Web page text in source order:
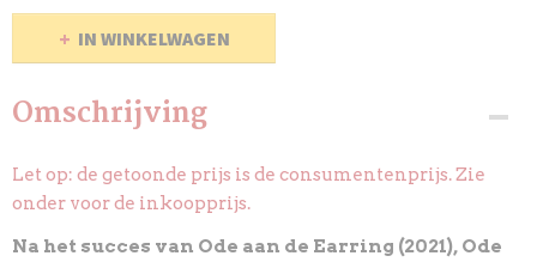
IN WINKELWAGEN
Omschrijving
Let op: de getoonde prijs is de consumentenprijs. Zie
onder voor de inkoopprijs.
Na het succes van Ode aan de Earring (2021), Ode